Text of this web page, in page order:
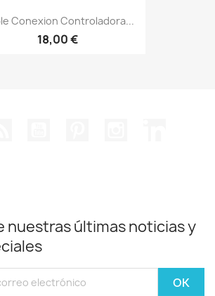
Conexion Controladora...
18,00 €
nuestras últimas noticias y